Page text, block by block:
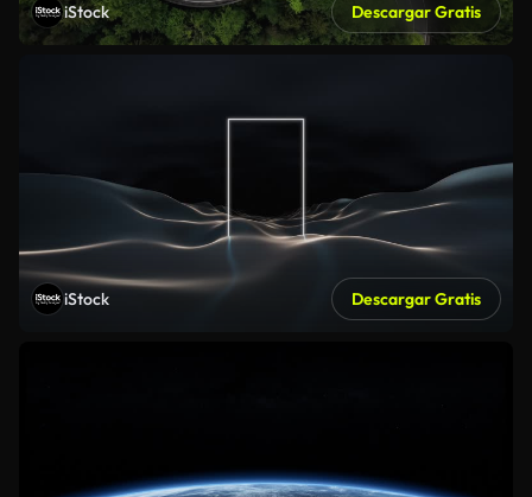
iStock Descargar Gratis
iStock Descargar Gratis